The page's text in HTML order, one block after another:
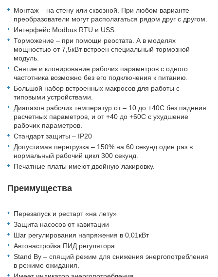
Монтаж – на стену или сквозной. При любом варианте
преобразователи могут располагаться рядом друг с другом.
Интерфейс Modbus RTU и USS
Торможение – при помощи реостата. А в моделях
мощностью от 7,5кВт встроен специальный тормозной
модуль.
Снятие и клонирование рабочих параметров с одного
частотника возможно без его подключения к питанию.
Большой набор встроенных макросов для работы с
типовыми устройствами.
Диапазон рабочих температур от – 10 до +40С без падения
расчетных параметров, и от +40 до +60С с ухудшение
рабочих параметров.
Стандарт защиты – IP20
Допустимая перегрузка – 150% на 60 секунд один раз в
нормальный рабочий цикл 300 секунд.
Печатные платы имеют двойную лакировку.
Преимущества
Перезапуск и рестарт «на лету»
Защита насосов от кавитации
Шаг регулирования напряжения в 0,01кВт
Автонастройка ПИД регулятора
Stand By – спящий режим для снижения энергопотребления
в режиме ожидания.